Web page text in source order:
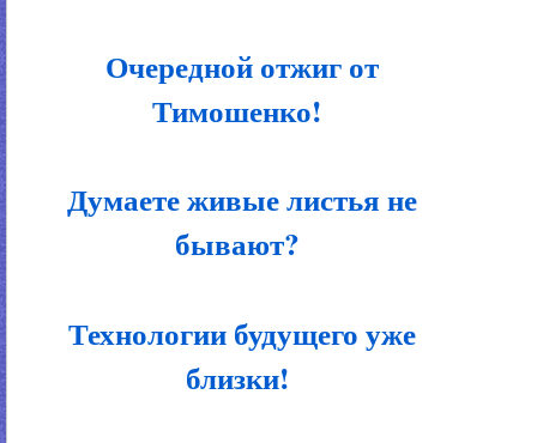
Очередной отжиг от
Тимошенко!
Думаете живые листья не
бывают?
Технологии будущего уже
близки!